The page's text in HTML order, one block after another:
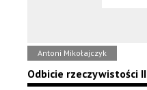
Antoni Mikołajczyk
Odbicie rzeczywistości II